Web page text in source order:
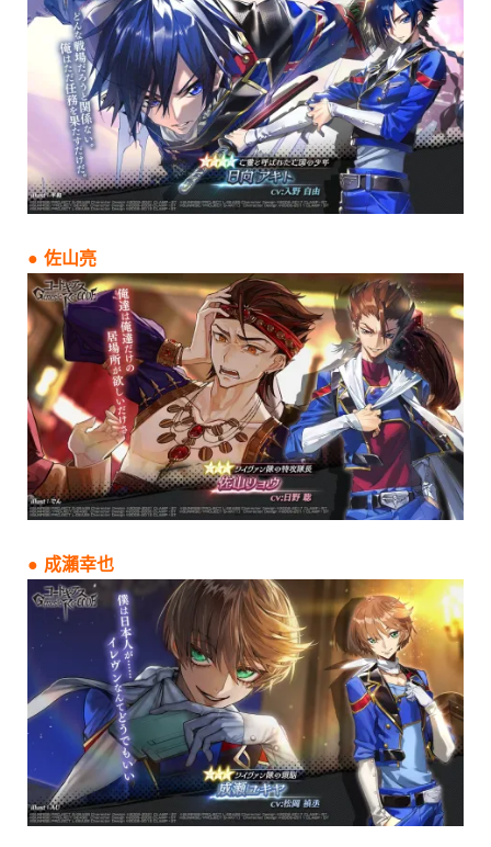
● 佐山亮
● 成瀨幸也